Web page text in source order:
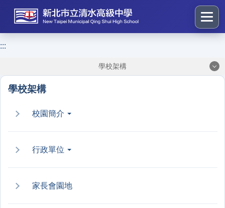
到
塊
:::
學校架構
學校架構
校園簡介
行政單位
家長會園地